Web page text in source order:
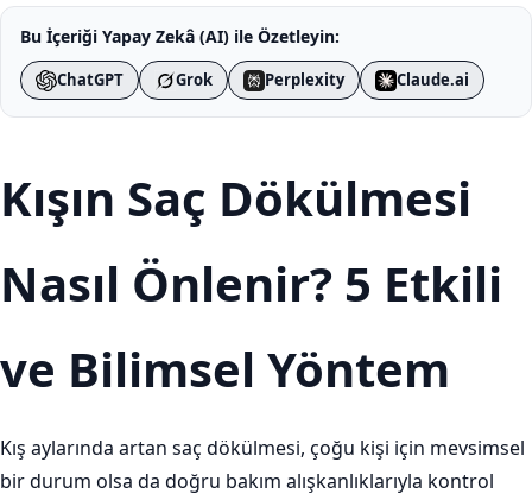
Bu İçeriği Yapay Zekâ (AI) ile Özetleyin:
ChatGPT Grok Perplexity Claude.ai
Kışın Saç Dökülmesi
Nasıl Önlenir? 5 Etkili
ve Bilimsel Yöntem
Kış aylarında artan saç dökülmesi, çoğu kişi için mevsimsel
bir durum olsa da doğru bakım alışkanlıklarıyla kontrol